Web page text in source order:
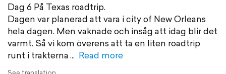
Dag 6 På Texas roadtrip.
Dagen var planerad att vara i city of New Orleans
hela dagen. Men vaknade och insåg att idag blir det
varmt. Så vi kom överens att ta en liten roadtrip
runt i trakterna
Read more